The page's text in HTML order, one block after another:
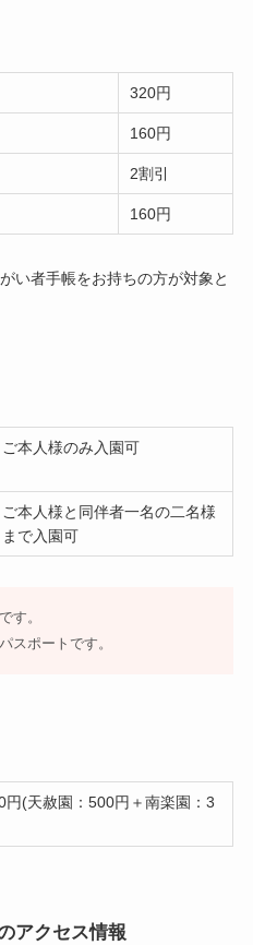
320円
160円
2割引
160円
い者手帳をお持ちの方が対象と
ご本人様のみ入園可
ご本人様と同伴者一名の二名様
まで入園可
す。
スポートです。
円(天赦園：500円＋南楽園：3
アクセス情報